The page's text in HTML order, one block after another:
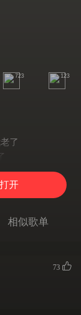
723 123
了
活
打开
相似歌单
73